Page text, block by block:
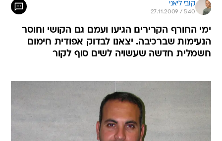
קובי ליאני
27.11.2009 / 5:40
ימי החורף הקרירים הגיעו ועמם גם הקושי וחוסר
הנעימות שברכיבה. יצאנו לבדוק אפודית חימום
חשמלית חדשה שעשויה לשים סוף לקור